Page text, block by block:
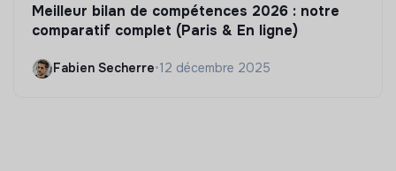
Meilleur bilan de compétences 2026 : notre
comparatif complet (Paris & En ligne)
Fabien Secherre•12 décembre 2025